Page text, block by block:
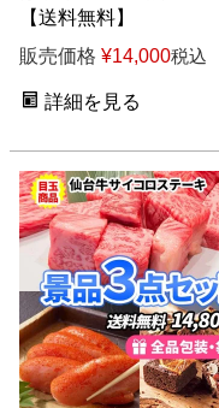
【送料無料】
販売価格 ¥14,000税込
詳細を見る